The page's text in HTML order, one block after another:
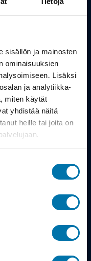
sisällön ja mainosten
ominaisuuksien
Lisäksi
ja analytiikka-
miten käytät
yhdistää näitä
heille tai joita on